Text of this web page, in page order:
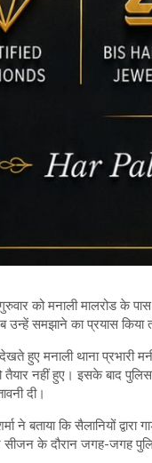
को मनाली मालरोड के
उन्हें समझाने का प्रयास
हुए मनाली थाना प्रभारी
नहीं हुए। इसके बाद
दी।
ने बताया कि सैलानियों
सीजन के दौरान जगह-जगह